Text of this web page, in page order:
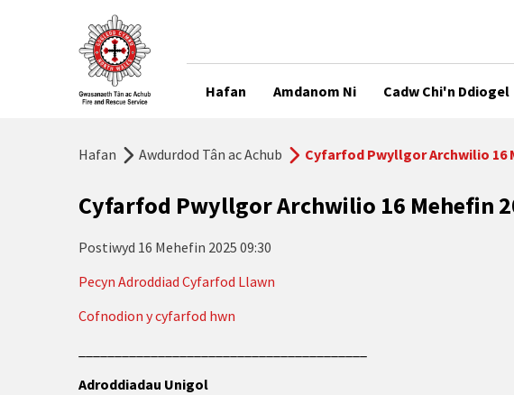
Hafan Amdanom Ni Cadw Chi'n Ddiogel
Hafan Awdurdod Tân ac Achub Cyfarfod Pwyllgor Archwilio 16
Cyfarfod Pwyllgor Archwilio 16 Mehefin
Postiwyd 16 Mehefin 2025 09:30
Pecyn Adroddiad Cyfarfod Llawn
Cofnodion y cyfarfod hwn
Adroddiadau Unigol